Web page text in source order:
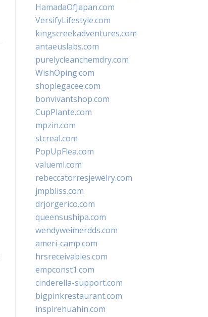
HamadaOfJapan.com
VersifyLifestyle.com
kingscreekadventures.com
antaeuslabs.com
purelycleanchemdry.com
WishOping.com
shoplegacee.com
bonvivantshop.com
CupPlante.com
mpzin.com
stcreal.com
PopUpFlea.com
valueml.com
rebeccatorresjewelry.com
jmpbliss.com
drjorgerico.com
queensushipa.com
wendyweimerdds.com
ameri-camp.com
hrsreceivables.com
empconst1.com
cinderella-support.com
bigpinkrestaurant.com
inspirehuahin.com